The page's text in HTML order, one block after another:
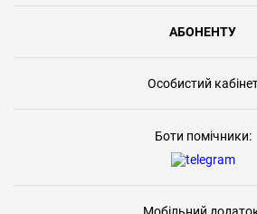
АБОНЕНТУ
Особистий
Боти помічники: